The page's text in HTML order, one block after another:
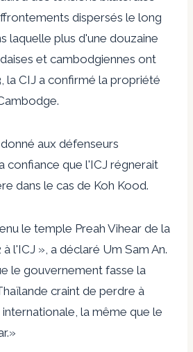
dispersés le long
laquelle plus d'une douzaine
et cambodgiennes ont
la CIJ a confirmé la propriété
aux défenseurs
confiance que l'ICJ régnerait
dans le cas de Koh Kood.
le temple Preah Vihear de la
l'ICJ », a déclaré Um Sam An.
le gouvernement fasse la
craint de perdre à
la même que le